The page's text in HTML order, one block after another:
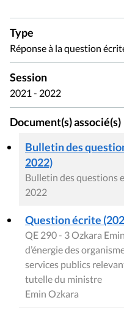
Type
Réponse à la question
Session
2021 - 2022
Document(s) associé(s)
Bulletin des
2022)
Bulletin des questions
2022
Question écrite
QE 290 - 3 Ozkara
d’énergie des
services publics
tutelle du ministre
Emin Ozkara